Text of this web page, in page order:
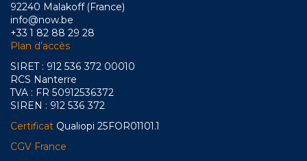
92240 Malakoff (France)
info@now.be
+33 1 82 88 29 28
Plan d’accès
SIRET : 912 536 372 00010
RCS Nanterre
TVA : FR 50912536372
SIREN : 912 536 372
Certificat Qualiopi 25FOR01101.1
CGV France